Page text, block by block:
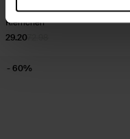
Bordeauxrote Pumps mit Strass-
Riemchen
29.20
- 60%